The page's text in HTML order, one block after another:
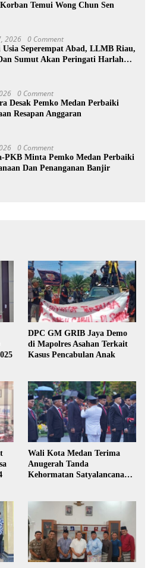
Temui Wong Chun Sen
2026 0 Comment
Usia Seperempat Abad, LLMB Riau,
Sumut Akan Peringati Harlah
0 Comment
Desak Pemko Medan Perbaiki
Resapan Anggaran
0 Comment
PKB Minta Pemko Medan Perbaiki
Dan Penanganan Banjir
DPC GM GRIB Jaya Demo
di Mapolres Asahan Terkait
Kasus Pencabulan Anak
Wali Kota Medan Terima
Anugerah Tanda
Kehormatan Satyalancana